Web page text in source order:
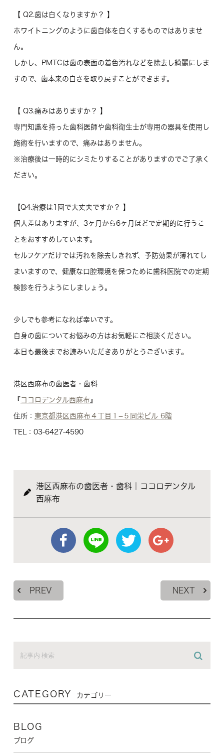
【 Q2.歯は白くなりますか？ 】
ホワイトニングのように歯自体を白くするものではありませ
ん。
しかし、PMTCは歯の表面の着色汚れなどを除去し綺麗にしま
すので、歯本来の白さを取り戻すことができます。
【 Q3.痛みはありますか？ 】
専門知識を持った歯科医師や歯科衛生士が専用の器具を使用し
施術を行いますので、痛みはありません。
※治療後は一時的にシミたりすることがありますのでご了承く
ださい。
【Q4.治療は1回で大丈夫ですか？ 】
個人差はありますが、3ヶ月から6ヶ月ほどで定期的に行うこ
とをおすすめしています。
セルフケアだけでは汚れを除去しきれず、予防効果が薄れてし
まいますので、健康な口腔環境を保つために歯科医院での定期
検診を行うようにしましょう。
少しでも参考になれば幸いです。
自身の歯についてお悩みの方はお気軽にご相談ください。
本日も最後までお読みいただきありがとうございます。
港区西麻布の歯医者・歯科
『 ココロデンタル西麻布』
住所： 東京都港区西麻布４丁目１−５同栄ビル 6階
TEL：03-6427-4590
港区西麻布の歯医者・歯科｜ココロデンタル
西麻布
PREV NEXT
CATEGORY カテゴリー
BLOG
ブログ